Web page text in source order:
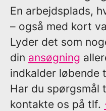
En arbejdsplads,
– også med kort
Lyder det som
din ansøgning
indkalder løbende
Har du spørgsmål
kontakte os på tlf.